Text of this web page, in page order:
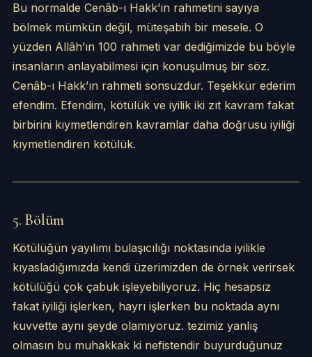
Bu normalde Cenâb-ı Hakk’ın rahmetini sayıya
bölmek mümkün değil, müteşabih bir mesele. O
yüzden Allâh’ın 100 rahmeti var dediğimizde bu böyle
insanların anlayabilmesi için konuşulmuş bir söz.
Cenâb-ı Hakk’ın rahmeti sonsuzdur. Teşekkür ederim
efendim. Efendim, kötülük ve iyilik iki zıt kavram fakat
birbirini kıymetlendiren kavramlar daha doğrusu iyiliği
kıymetlendiren kötülük.
5. Bölüm
Kötülüğün yayılımı bulaşıcılığı noktasında iyilikle
kıyasladığımızda kendi üzerimizden de örnek verirsek
kötülüğü çok çabuk işleyebiliyoruz. Hiç hesapsız
fakat iyiliği işlerken, hayrı işlerken bu noktada aynı
kuvvette aynı şeyde olamıyoruz. tezimiz yanlış
olmasın bu muhakkak ki nefistendir buyurduğunuz